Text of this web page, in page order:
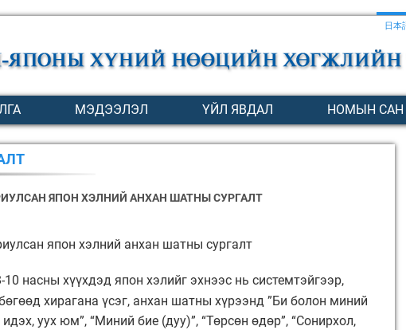
日本
МЭДЭЭЛЭЛ ҮЙЛ ЯВДАЛ НОМЫН САН
ЯПОН ХЭЛНИЙ АНХАН ШАТНЫ СУРГАЛТ
япон хэлний анхан шатны сургалт
10 насны хүүхдэд япон хэлийг эхнээс нь системтэйгээр,
хирагана үсэг, анхан шатны хүрээнд ”Би болон миний
уух юм”, “Миний бие (дуу)”, “Төрсөн өдөр”, “Сонирхол,